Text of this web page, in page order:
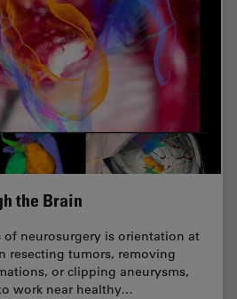
the Brain
of neurosurgery is orientation at
resecting tumors, removing
or clipping aneurysms,
work near healthy…